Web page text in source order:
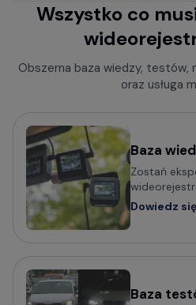
Wideorejestratory w lusterku
Rejestratory jazdy z kamerą
Kamery samochodowe z
Rejestratory trasy z
Mini kamery do samochodu -
Kamery samochodowe z
Wideorejestratory klasy
Kamery samochodowe
Popularni producenci
Wszystko co
Obszerna baza wiedzy, testów,
oraz usługa
Baza
Zostań
Dowiedz
Baza